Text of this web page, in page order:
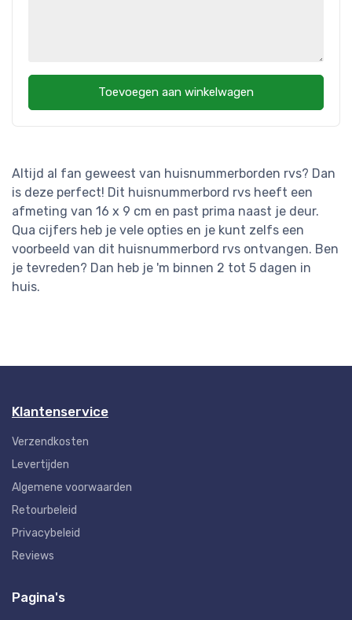
Altijd al fan geweest van huisnummerborden rvs? Dan
is deze perfect! Dit huisnummerbord rvs heeft een
afmeting van 16 x 9 cm en past prima naast je deur.
Qua cijfers heb je vele opties en je kunt zelfs een
voorbeeld van dit huisnummerbord rvs ontvangen. Ben
je tevreden? Dan heb je 'm binnen 2 tot 5 dagen in
huis.
Toevoegen aan winkelwagen
Klantenservice
Verzendkosten
Levertijden
Algemene voorwaarden
Retourbeleid
Privacybeleid
Reviews
Pagina's